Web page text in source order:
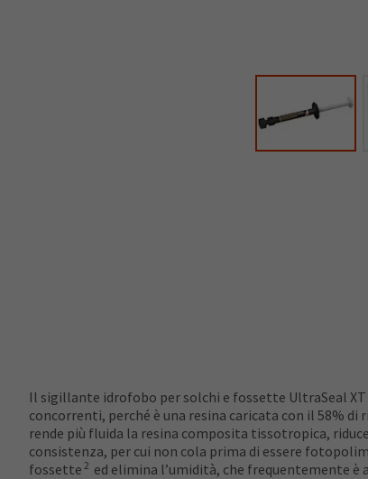
Il sigillante idrofobo per solchi e fossette UltraSeal
concorrenti, perché è una resina caricata con il 58%
rende più fluida la resina composita tissotropica,
consistenza, per cui non cola prima di essere
fossette 2 ed elimina l’umidità, che frequentemente